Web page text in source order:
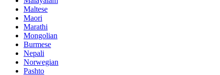
Maltese
Maori
Marathi
Mongolian
Burmese
Nepali
Norwegian
Pashto